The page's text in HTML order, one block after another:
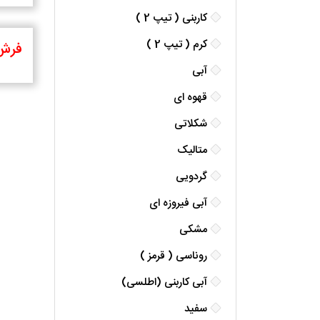
کاربنی ( تیپ 2 )
کرم ( تیپ 2 )
آبی
قهوه ای
شکلاتی
متالیک
گردویی
آبی فیروزه ای
مشکی
روناسی ( قرمز )
آبی کاربنی (اطلسی)
سفید
فرش